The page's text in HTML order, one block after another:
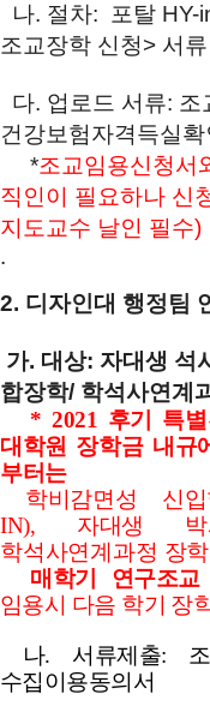
나. 절차: 포탈 HY-
조교장학 신청> 서
다. 업로드 서류:
건강보험자격득실
*조교임용신청서
직인이 필요하나 신
지도교수 날인 필수)
.
2. 디자인대 행정팀
가. 대상: 자대생 석
합장학/ 학석사연계
* 2021 후기 특별
대학원 장학금 내규에
부터는
학비감면성 신입
IN), 자대생 박
학석사연계과정 장
매학기
연구조
임용시 다음 학기 장
나. 서류제출: 조
수집이용동의서